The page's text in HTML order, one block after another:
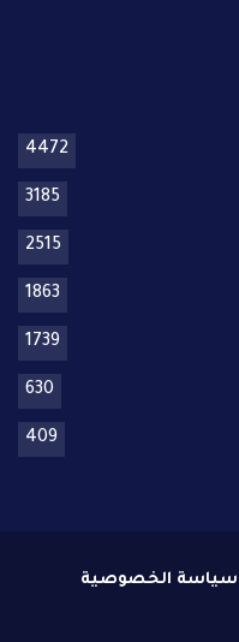
4472
3185
2515
1863
1739
630
409
سياسة الخصوصية